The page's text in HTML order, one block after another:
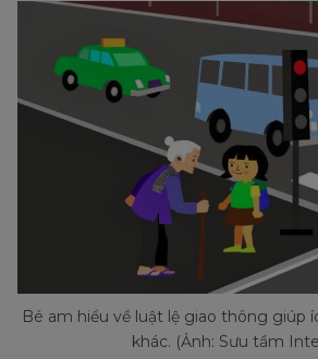
Bé am hiểu về luật lệ giao thông giúp
khác. (Ảnh: Sưu tầm